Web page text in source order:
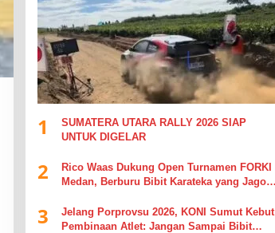
1
SUMATERA UTARA RALLY 2026 SIAP
UNTUK DIGELAR
2
Rico Waas Dukung Open Turnamen FORKI
Medan, Berburu Bibit Karateka yang Jago
Komentar
3
Jelang Porprovsu 2026, KONI Sumut Kebut
Pembinaan Atlet: Jangan Sampai Bibit